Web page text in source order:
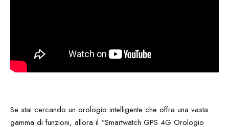
Se stai cercando un orologio intelligente che offra una vasta
gamma di funzioni, allora il “Smartwatch GPS 4G Orologio